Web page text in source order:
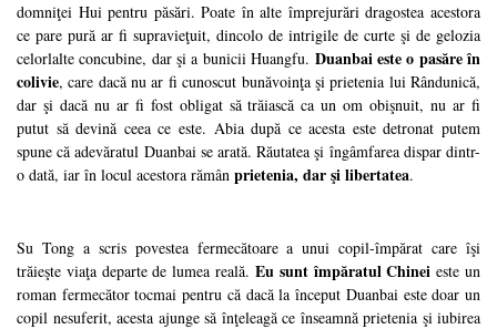
domniţei Hui pentru păsări. Poate în alte împrejurări dragostea acestora
ce pare pură ar fi supravieţuit, dincolo de intrigile de curte şi de gelozia
celorlalte concubine, dar şi a bunicii Huangfu. Duanbai este o pasăre în
colivie, care dacă nu ar fi cunoscut bunăvoinţa şi prietenia lui Rândunică,
dar şi dacă nu ar fi fost obligat să trăiască ca un om obişnuit, nu ar fi
putut să devină ceea ce este. Abia după ce acesta este detronat putem
spune că adevăratul Duanbai se arată. Răutatea şi îngâmfarea dispar dintr-
o dată, iar în locul acestora rămân prietenia, dar şi libertatea.
Su Tong a scris povestea fermecătoare a unui copil-împărat care îşi
trăieşte viaţa departe de lumea reală. Eu sunt împăratul Chinei este un
roman fermecător tocmai pentru că dacă la început Duanbai este doar un
copil nesuferit, acesta ajunge să înţeleagă ce înseamnă prietenia şi iubirea